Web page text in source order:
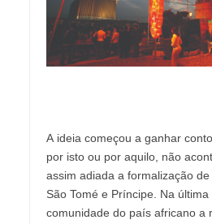
A ideia começou a ganhar
por isto ou por aquilo, não
assim adiada a formalização
São Tomé e Príncipe. Na
comunidade do país africano a